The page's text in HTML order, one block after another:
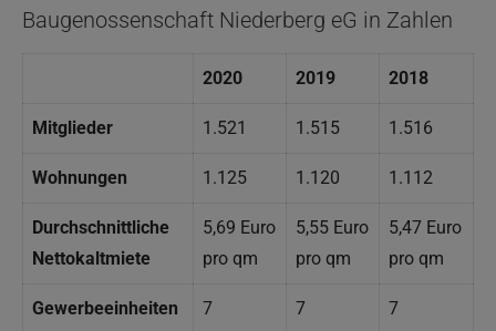
Baugenossenschaft Niederberg eG in Zahlen
2020 2019 2018
Mitglieder 1.521 1.515 1.516
Wohnungen 1.125 1.120 1.112
Durchschnittliche
Nettokaltmiete
5,69 Euro
pro qm
5,55 Euro
pro qm
5,47 Euro
pro qm
Gewerbeeinheiten 7 7 7